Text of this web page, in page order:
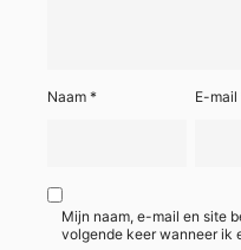
Naam * E-mail
Mijn naam, e-mail en site
volgende keer wanneer ik